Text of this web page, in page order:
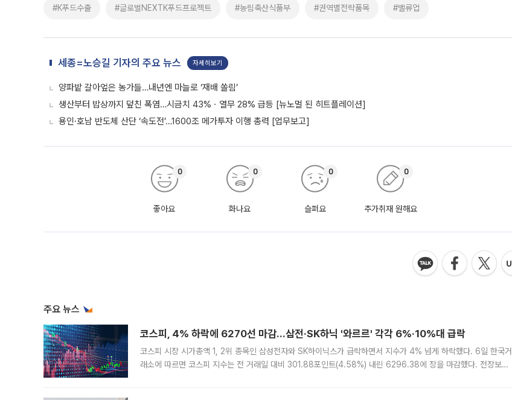
#K푸드수출 #글로벌NEXTK푸드프로젝트 #농림축산식품부 #권역별전략품목 #밸류업
세종=노승길 기자의 주요 뉴스 자세히보기
양파밭 갈아엎은 농가들…내년엔 마늘로 ‘재배 쏠림’
생산부터 밥상까지 덮친 폭염…시금치 43%ㆍ열무 28% 급등 [뉴노멀 된 히트플레이션]
용인·호남 반도체 산단 ‘속도전’…1600조 메가투자 이행 총력 [업무보고]
좋아요
0
화나요
0
슬퍼요
0
추가취재 원해요
0
주요 뉴스
코스피, 4% 하락에 6270선 마감…삼전·SK하닉 '와르르' 각각 6%·10%대 급락
코스피 시장 시가총액 1, 2위 종목인 삼성전자와 SK하이닉스가 급락하면서 지수가 4% 넘게 하락했다. 6일 한국거
래소에 따르면 코스피 지수는 전 거래일 대비 301.88포인트(4.58%) 내린 6296.38에 장을 마감했다. 전장보다